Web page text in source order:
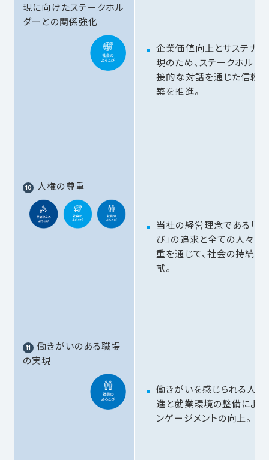
現に向けたステークホル
ダーとの関係強化
企業価値向上とサステナビ
現のため、ステークホルダ
接的な対話を通じた信頼
築を推進。
人権の尊重
当社の経営理念である「3
び」の追求と全ての人々の
重を通じて、社会の持続的
献。
働きがいのある職場
の実現
働きがいを感じられる人
進と就業環境の整備によ
ンゲージメントの向上。